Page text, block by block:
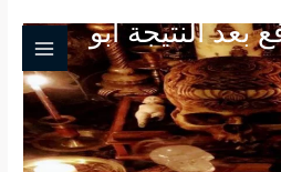
النتيجة ابو